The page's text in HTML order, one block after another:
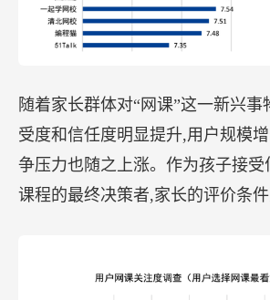
随着家长群体对“网课”这一新兴
受度和信任度明显提升,用户规模
争压力也随之上涨。作为孩子接受
课程的最终决策者,家长的评价条件